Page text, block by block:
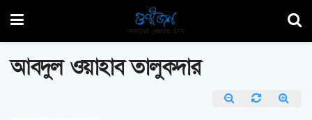
আবদুল ওয়াহাব তালুকদার